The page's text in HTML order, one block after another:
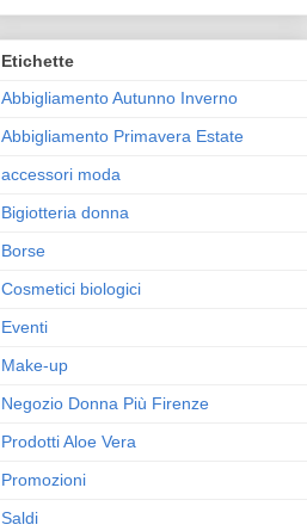
Etichette
Abbigliamento Autunno Inverno
Abbigliamento Primavera Estate
accessori moda
Bigiotteria donna
Borse
Cosmetici biologici
Eventi
Make-up
Negozio Donna Più Firenze
Prodotti Aloe Vera
Promozioni
Saldi